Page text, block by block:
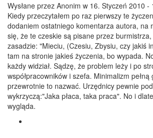
Wysłane przez Anonim w 16. Styczeń 2010 -
Kiedy przeczytałem po raz pierwszy te
dodaniem ostatniego komentarza autora, na
się, że te czeskie są pisane przez
zasadzie: "Mieciu, (Czesiu, Zbysiu, czy jakiś
tam na stronie jakieś życzenia, bo wypada.
każdy widział. Sądzę, że problem leży i po
współpracowników i szefa. Minimalizm
przewrotnie to nazwać. Urzędnicy pewnie
wykrzyczą:"Jaka płaca, taka praca". No i
wygląda.